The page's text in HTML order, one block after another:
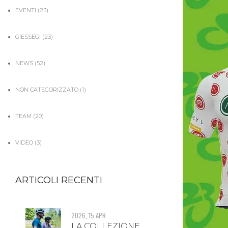
EVENTI (23)
GIESSEGI (23)
NEWS (52)
NON CATEGORIZZATO (1)
TEAM (20)
VIDEO (3)
ARTICOLI RECENTI
2026, 15 APR